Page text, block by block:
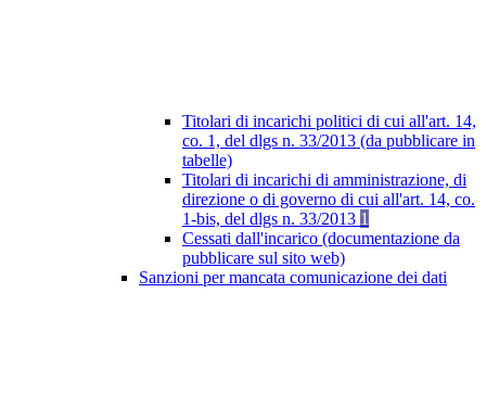
Titolari di incarichi politici di cui all'art. 14,
co. 1, del dlgs n. 33/2013 (da pubblicare in
tabelle)
Titolari di incarichi di amministrazione, di
direzione o di governo di cui all'art. 14, co.
1-bis, del dlgs n. 33/2013 1
Cessati dall'incarico (documentazione da
pubblicare sul sito web)
Sanzioni per mancata comunicazione dei dati